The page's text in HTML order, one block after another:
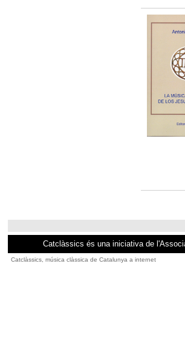
Catclàssics és una iniciativa de
Catclàssics, música clàssica de Catalunya a internet